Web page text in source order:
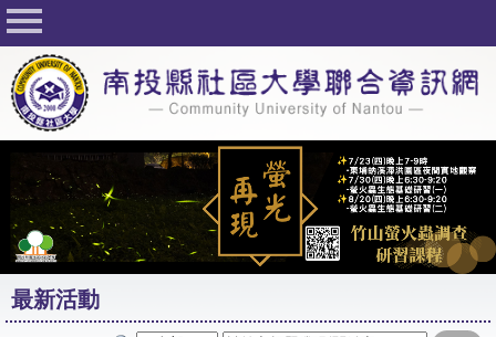
回首頁
關於社大
公佈欄
行事曆
最新活動
活動花絮
課程一覽表
最新活動